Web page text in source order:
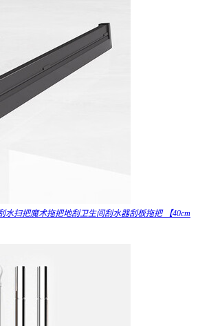
水扫把魔术拖把地刮卫生间刮水器刮板拖把 【40cm